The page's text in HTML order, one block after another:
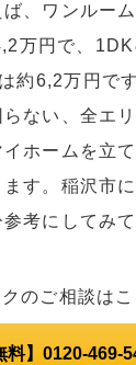
、ワンルー
万円で、
約6,2万円で
ない、全エ
ホームを立
す。稲沢市
考にしてみて
のご相談はこ
料】0120-469-